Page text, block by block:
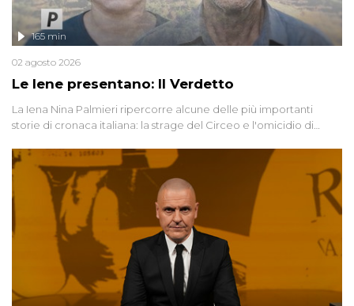
Le Iene presentano: Il Verdetto
165 min
02 agosto 2026
La Iena Nina Palmieri ripercorre alcune delle più importanti
storie di cronaca italiana: la strage del Circeo e l'omicidio di